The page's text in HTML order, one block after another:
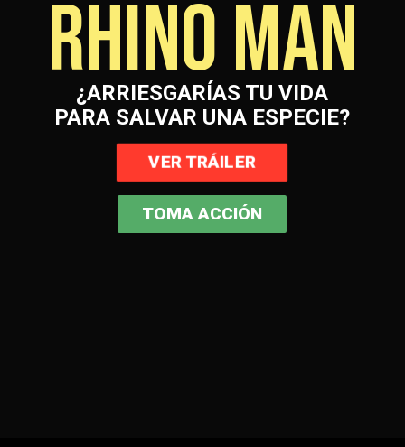
RHINO MAN
VER TRÁILER
TOMA ACCIÓN
¿ARRIESGARÍAS TU VIDA
PARA SALVAR UNA ESPECIE?